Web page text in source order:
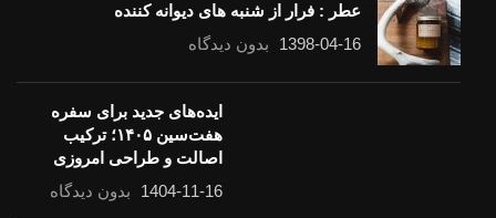
عطر : فرار از شنبه های دیوانه کننده
1398-04-16
بدون دیدگاه
ایده‌های جدید برای سفره
هفت‌سین ۱۴۰۵؛ ترکیب
اصالت و طراحی امروزی
1404-11-16
بدون دیدگاه